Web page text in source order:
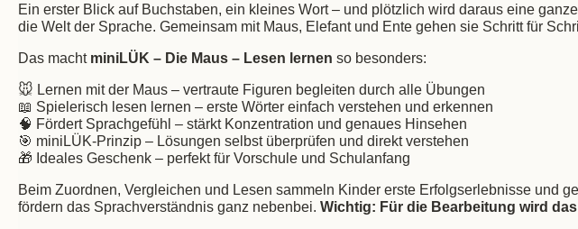
Ein erster Blick auf Buchstaben, ein kleines Wort – und plötzlich wird daraus eine
die Welt der Sprache. Gemeinsam mit Maus, Elefant und Ente gehen sie Schritt für
Das macht miniLÜK – Die Maus – Lesen lernen so besonders:
🐭 Lernen mit der Maus – vertraute Figuren begleiten durch alle Übungen
📖 Spielerisch lesen lernen – erste Wörter einfach verstehen und erkennen
🧠 Fördert Sprachgefühl – stärkt Konzentration und genaues Hinsehen
🎯 miniLÜK-Prinzip – Lösungen selbst überprüfen und direkt verstehen
🎁 Ideales Geschenk – perfekt für Vorschule und Schulanfang
Beim Zuordnen, Vergleichen und Lesen sammeln Kinder erste Erfolgserlebnisse und
fördern das Sprachverständnis ganz nebenbei. Wichtig: Für die Bearbeitung wird